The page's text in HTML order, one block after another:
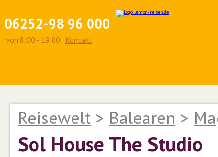
06252-98 96 000
von 8:00 - 19:00. Kontakt
Reisewelt > Balearen >
Sol House The Studio